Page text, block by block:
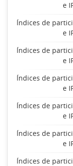
e
Índices de
e
Índices de
e
Índices de
e
Índices de
e
Índices de
e
Índices de